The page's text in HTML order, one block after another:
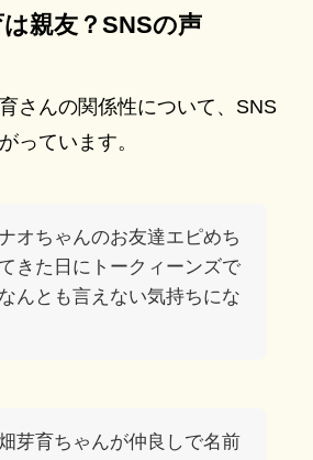
親友？SNSの声
さんの関係性について、SNS
っています。
オちゃんのお友達エピめち
きた日にトークィーンズで
んとも言えない気持ちにな
芽育ちゃんが仲良しで名前